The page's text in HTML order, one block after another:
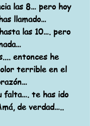
las 8… pero hoy
llamado…
las 10…. pero
entonces he
terrible en el
falta…. te has ido
de verdad…..